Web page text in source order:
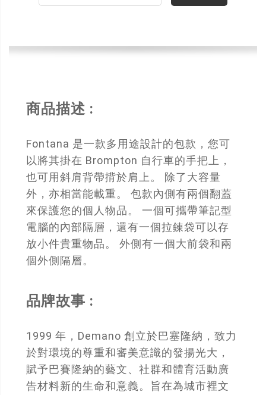
商品描述 :
Fontana 是一款多用途設計的包款，您可
以將其掛在 Brompton 自行車的手把上，
也可用斜肩背帶揹於肩上。 除了大容量
外，亦相當能載重。 包款內側有兩個翻蓋
來保護您的個人物品。 一個可攜帶筆記型
電腦的內部隔層，還有一個拉鍊袋可以存
放小件貴重物品。 外側有一個大前袋和兩
個外側隔層。
品牌故事 :
1999 年，Demano 創立於巴塞隆納，致力
於對環境的尊重和審美意識的發揚光大，
賦予巴賽隆納的藝文、社群和體育活動廣
告材料新的生命和意義。旨在為城市裡文